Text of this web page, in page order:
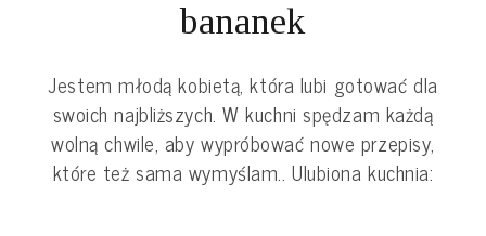
bananek
Jestem młodą kobietą, która lubi gotować dla
swoich najbliższych. W kuchni spędzam każdą
wolną chwile, aby wypróbować nowe przepisy,
które też sama wymyślam.. Ulubiona kuchnia: